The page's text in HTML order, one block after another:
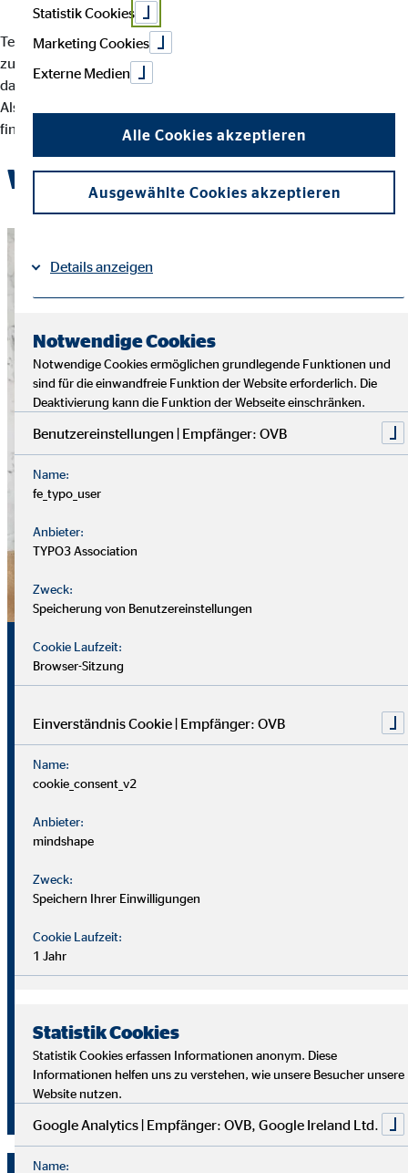
Teamarbeit und intensiver Austausch sind für uns der Schlüssel
zu besten Ergebnissen. Dein Arbeitsalltag ist abwechslungsreich,
da jede Kundin und jeder Kunde individuelle Lösungen braucht.
Als OVB-Berater*in unterstützt du deine Kund*innen bei
finanziellen Entscheidungen und der Erreichung ihrer Ziele.
Werde Teil des OVB-Teams
Sicherheit, Chancen und
echte Perspektiven
Für uns zählt nicht dein Lebenslauf, sondern wer du bist und
was du erreichen möchtest. Wichtiger sind deine
zwischenmenschlichen und persönlichen Stärken.
Du solltest offen, kontaktfreudig und freundlich auftreten
Kund*innen hineinzuversetzen.
Als Berater in brauchst du zudem eine gute Struktur, den
Überblick im Arbeitsalltag sowie analytische Fähigkeiten,
um die Ziele deiner Kundinnen richtig zu verstehen und
Starte auch du als OVB Finanzberater*in durch!
Jetzt klicken und bewerben!
Statistik Cookies
Marketing Cookies
Externe Medien
Alle Cookies akzeptieren
Ausgewählte Cookies akzeptieren
Details anzeigen
Notwendige Cookies
Notwendige Cookies ermöglichen grundlegende Funktionen und
sind für die einwandfreie Funktion der Website erforderlich. Die
Deaktivierung kann die Funktion der Webseite einschränken.
Benutzereinstellungen | Empfänger: OVB
Name:
fe_typo_user
Anbieter:
TYPO3 Association
Zweck:
Speicherung von Benutzereinstellungen
Cookie Laufzeit:
Browser-Sitzung
Einverständnis Cookie | Empfänger: OVB
Name:
cookie_consent_v2
Anbieter:
mindshape
Zweck:
Speichern Ihrer Einwilligungen
Cookie Laufzeit:
1 Jahr
Statistik Cookies
Statistik Cookies erfassen Informationen anonym. Diese
Informationen helfen uns zu verstehen, wie unsere Besucher unsere
Website nutzen.
Google Analytics | Empfänger: OVB, Google Ireland Ltd.
Name: